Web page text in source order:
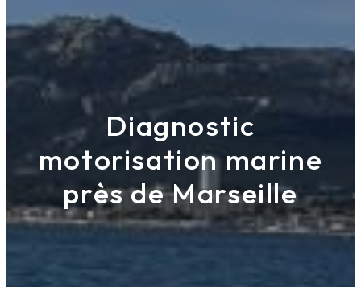
Diagnostic
motorisation marine
près de Marseille
Antex Marine